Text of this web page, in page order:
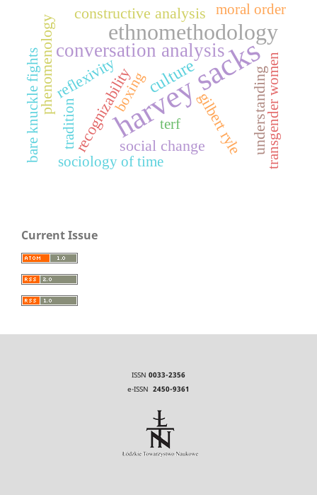
harvey sacks
ethnomethodology
conversation analysis
culture
gilbert ryle understanding
recognizability
reflexivity
phenomenology
constructive analysis
social change
sociology of time
moral order
boxing
bare knuckle fights tradition transgender women
terf
Current Issue
ISSN 0033-2356
e-ISSN 2450-9361